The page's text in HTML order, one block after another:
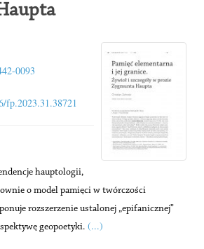
0093
fp.2023.31.38721
hauptologii,
o model pamięci w twórczości
rozszerzenie ustalonej „epifanicznej”
geopoetyki. (...)